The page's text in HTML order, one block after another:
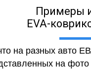
Примеры
EVA-
на разных авто
на